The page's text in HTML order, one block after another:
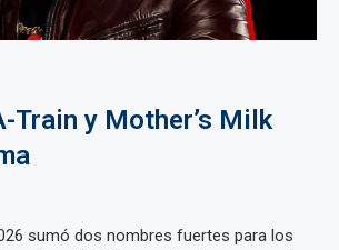
Train y Mother’s Milk
sumó dos nombres fuertes para los